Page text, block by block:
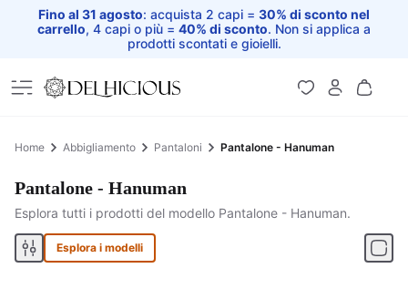
Fino al 31 agosto: acquista 2 capi = 30% di sconto nel
carrello, 4 capi o più = 40% di sconto. Non si applica a
prodotti scontati e gioielli.
Home
Home Abbigliamento Pantaloni Pantalone - Hanuman
Pantalone - Hanuman
Esplora tutti i prodotti del modello Pantalone - Hanuman.
Esplora i modelli